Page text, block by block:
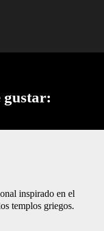
gustar:
inspirado en el
templos griegos.